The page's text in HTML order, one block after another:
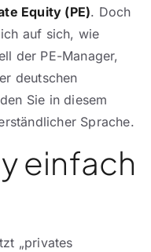
Equity (PE). Doch
auf sich, wie
der PE-Manager,
deutschen
Sie in diesem
Sprache.
einfach
„privates